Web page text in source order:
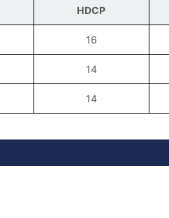
HDCP
16
14
14